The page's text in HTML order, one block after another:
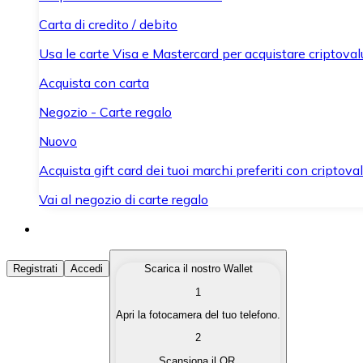
Carta di credito / debito
Usa le carte Visa e Mastercard per acquistare
Acquista con carta
Negozio - Carte regalo
Nuovo
Acquista gift card dei tuoi marchi preferiti con
Vai al negozio di carte regalo
Acquista Criptovalute
Acquista le criptovalute che ti interessano in modo
Converti le tue criptovalute in valuta fiat quando ne hai
Registrati Accedi
Scarica il nostro Wallet
1
Apri la fotocamera del tuo telefono.
2